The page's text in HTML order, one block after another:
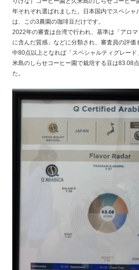
年それぞれ選ばれました。日本国内でスペシャ
は、この3農園の珈琲豆だけです。
2022年の審査は台湾で行われ、基準は「アロ
に含んだ質感」などに分類され、審査員の評価
中80点以上となれば「スペシャルティグレード
米島のしらせコーヒー園で栽培する豆は83.08
た。